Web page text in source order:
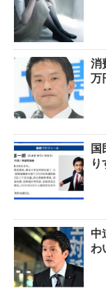
消
万
り
中
わ